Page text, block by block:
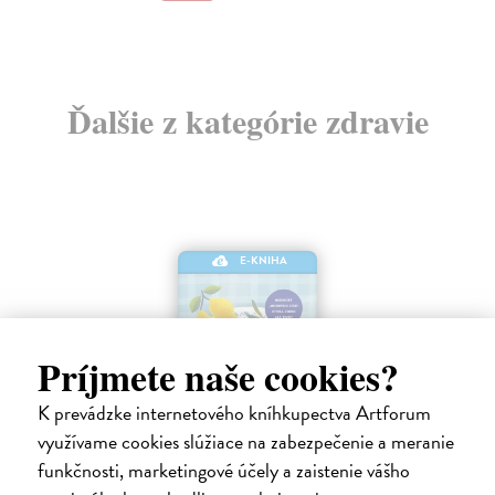
Príjmete naše cookies?
K prevádzke internetového kníhkupectva Artforum
využívame cookies slúžiace na zabezpečenie a meranie
funkčnosti, marketingové účely a zaistenie vášho
Ďalšie z kategórie zdravie
E-KNIHA